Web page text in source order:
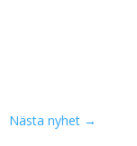
Nästa nyhet →